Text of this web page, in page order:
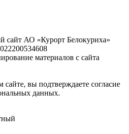
сайт АО «Курорт Белокуриха»
материалов с сайта
сайте, вы подтверждаете согласие
данных.